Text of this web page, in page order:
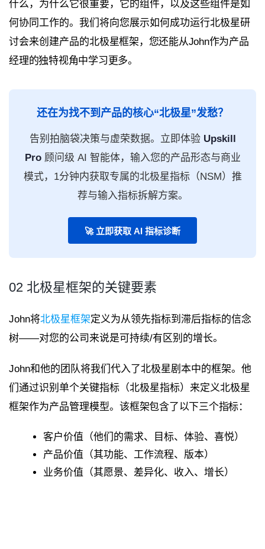
什么，为什么它很重要，它的组件，以及这些组件是如
何协同工作的。我们将向您展示如何成功运行北极星研
讨会来创建产品的北极星框架，您还能从John作为产品
经理的独特视角中学习更多。
还在为找不到产品的核心“北极星”发愁？
告别拍脑袋决策与虚荣数据。立即体验 Upskill
Pro顾问级 AI 智能体，输入您的产品形态与商业
模式，1分钟内获取专属的北极星指标（NSM）推
荐与输入指标拆解方案。
🚀 立即获取 AI 指标诊断
02 北极星框架的关键要素
John将北极星框架定义为从领先指标到滞后指标的信念
树——对您的公司来说是可持续/有区别的增长。
John和他的团队将我们代入了北极星剧本中的框架。他
们通过识别单个关键指标（北极星指标）来定义北极星
框架作为产品管理模型。 该框架包含了以下三个指标：
客户价值（他们的需求、目标、体验、喜悦）
产品价值（其功能、工作流程、版本）
业务价值（其愿景、差异化、收入、增长）